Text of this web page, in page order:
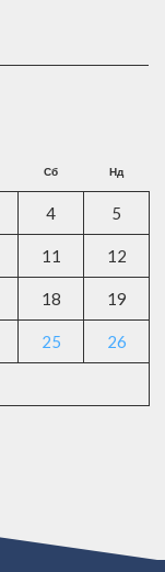
Сб Нд
4 5
11 12
18 19
25 26